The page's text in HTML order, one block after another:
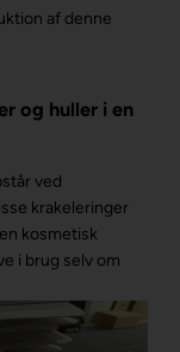
af denne
og huller i en
ved
krakeleringer
kosmetisk
i brug selv om